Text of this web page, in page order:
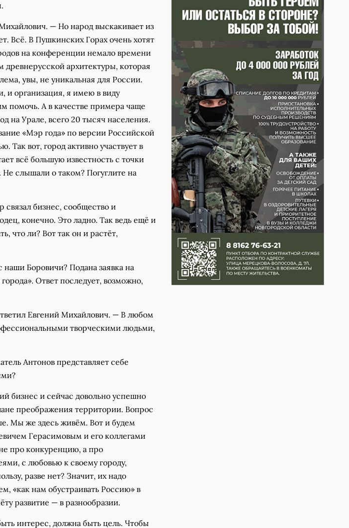
— Но народ выскакивает из
Всё. В Пушкинских Горах очень хотят
на конференции немало времени
архитектуры, которая
увы, не уникальная для России.
и организация, я имею в виду
помочь. А в качестве примера чаще
на Урале, всего 20 тысяч населения.
«Мэр года» по версии Российской
Так вот, город активно участвует в
всё большую известность с точки
слышали о таком? Погуглите на
бизнес, сообщество и
конечно. Это ладно. Так ведь ещё и
что ли? Вот так он и растёт,
наши Боровичи? Подана заявка на
Ответ последует, возможно,
Евгений Михайлович. — В любом
творческими людьми,
Антонов представляет себе
бизнес и сейчас довольно успешно
преображения территории. Вопрос
Мы же здесь живём. Вот и будем
Герасимовым и его коллегами
про конкуренцию, а про
с любовью к своему городу,
разве нет? Значит, их надо
«как нам обустраивать Россию» в
развитие — в разнообразии.
интерес, должна быть цель. Чтобы